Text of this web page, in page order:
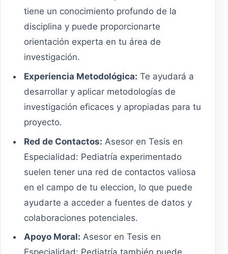
tiene un conocimiento profundo de la
disciplina y puede proporcionarte
orientación experta en tu área de
investigación.
Experiencia Metodológica: Te ayudará a
desarrollar y aplicar metodologías de
investigación eficaces y apropiadas para tu
proyecto.
Red de Contactos: Asesor en Tesis en
Especialidad: Pediatría experimentado
suelen tener una red de contactos valiosa
en el campo de tu eleccion, lo que puede
ayudarte a acceder a fuentes de datos y
colaboraciones potenciales.
Apoyo Moral: Asesor en Tesis en